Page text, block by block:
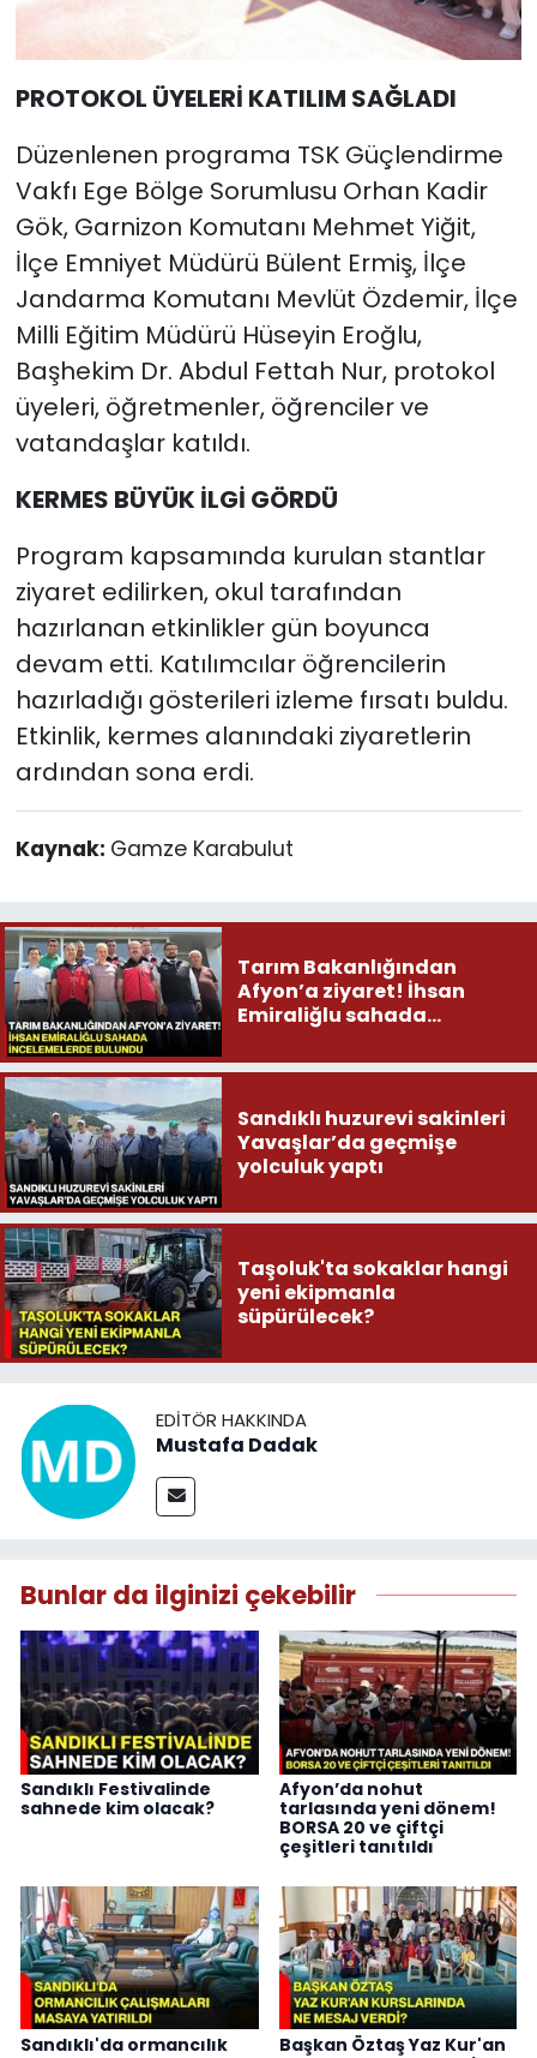
PROTOKOL ÜYELERİ KATILIM SAĞLADI
Düzenlenen programa TSK Güçlendirme
Vakfı Ege Bölge Sorumlusu Orhan Kadir
Gök, Garnizon Komutanı Mehmet Yiğit,
İlçe Emniyet Müdürü Bülent Ermiş, İlçe
Jandarma Komutanı Mevlüt Özdemir, İlçe
Milli Eğitim Müdürü Hüseyin Eroğlu,
Başhekim Dr. Abdul Fettah Nur, protokol
üyeleri, öğretmenler, öğrenciler ve
vatandaşlar katıldı.
KERMES BÜYÜK İLGİ GÖRDÜ
Program kapsamında kurulan stantlar
ziyaret edilirken, okul tarafından
hazırlanan etkinlikler gün boyunca
devam etti. Katılımcılar öğrencilerin
hazırladığı gösterileri izleme fırsatı buldu.
Etkinlik, kermes alanındaki ziyaretlerin
ardından sona erdi.
Kaynak: Gamze Karabulut
Tarım Bakanlığından
Afyon’a ziyaret! İhsan
Emiraliğlu sahada
Sandıklı huzurevi sakinleri
Yavaşlar’da geçmişe
yolculuk yaptı
Taşoluk'ta sokaklar hangi
yeni ekipmanla
süpürülecek?
EDITÖR HAKKINDA
Mustafa Dadak
Bunlar da ilginizi çekebilir
Sandıklı Festivalinde
sahnede kim olacak?
Afyon’da nohut
tarlasında yeni dönem!
BORSA 20 ve çiftçi
çeşitleri tanıtıldı
Sandıklı'da ormancılık
Başkan Öztaş Yaz Kur'an